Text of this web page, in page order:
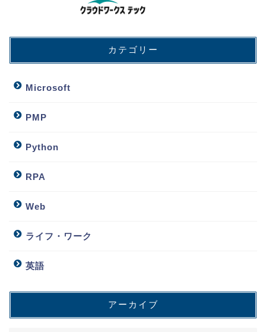
カテゴリー
Microsoft
PMP
Python
RPA
Web
ライフ・ワーク
英語
アーカイブ